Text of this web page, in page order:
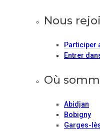
Nous
Participer
Entrer
Où
Abidjan
Bobigny
Garges-